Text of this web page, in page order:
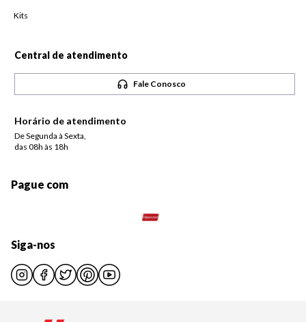
Kits
Central de atendimento
Fale Conosco
Horário de atendimento
De Segunda à Sexta,
das 08h às 18h
Pague com
Siga-nos